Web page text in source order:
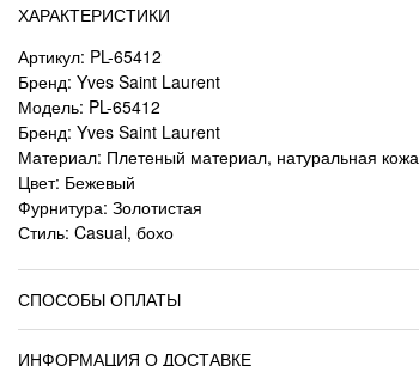
ХАРАКТЕРИСТИКИ
Артикул: PL-65412
Бренд: Yves Saint Laurent
Модель: PL-65412
Бренд: Yves Saint Laurent
Материал: Плетеный материал, натуральная кожа
Цвет: Бежевый
Фурнитура: Золотистая
Стиль: Casual, бохо
СПОСОБЫ ОПЛАТЫ
ИНФОРМАЦИЯ О ДОСТАВКЕ